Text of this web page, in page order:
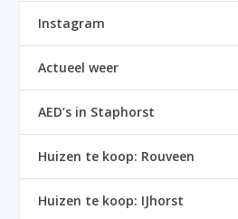
Instagram
Actueel weer
AED’s in Staphorst
Huizen te koop: Rouveen
Huizen te koop: IJhorst